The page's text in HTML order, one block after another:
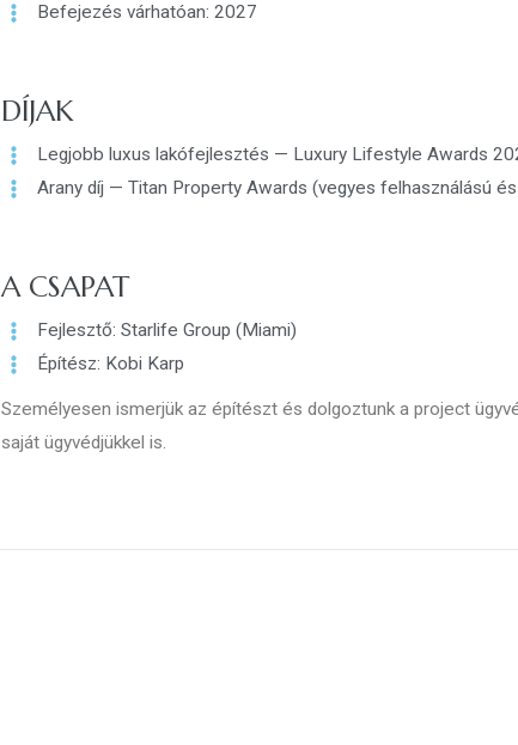
Befejezés várhatóan: 2027
DÍJAK
Legjobb luxus lakófejlesztés — Luxury Lifestyle Awards
Arany díj — Titan Property Awards (vegyes felhasználású
A CSAPAT
Fejlesztő: Starlife Group (Miami)
Építész: Kobi Karp
Személyesen ismerjük az építészt és dolgoztunk a project
saját ügyvédjükkel is.